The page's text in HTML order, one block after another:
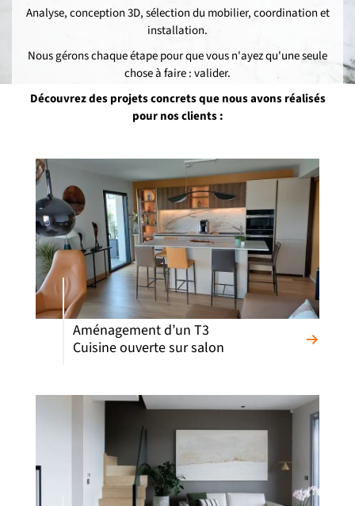
Analyse, conception 3D, sélection du mobilier, coordination et
installation.
Nous gérons chaque étape pour que vous n'ayez qu'une seule
chose à faire : valider.
Découvrez des projets concrets que nous avons réalisés
pour nos clients :
Aménagement d’un T3
Cuisine ouverte sur salon